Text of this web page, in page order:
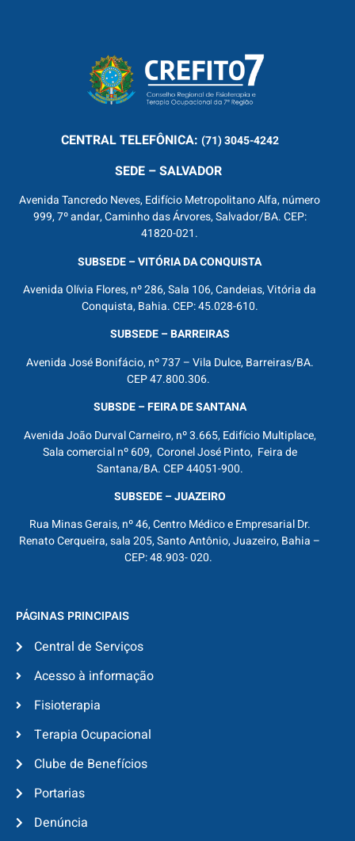
CENTRALTELEFÔNICA: (71) 3045-4242
SEDE – SALVADOR
Avenida Tancredo Neves, Edifício Metropolitano Alfa, número
999, 7º andar, Caminho das Árvores, Salvador/BA. CEP:
41820-021.
SUBSEDE – VITÓRIA DA CONQUISTA
Avenida Olívia Flores, nº 286, Sala 106, Candeias, Vitória da
Conquista, Bahia. CEP: 45.028-610.
SUBSEDE – BARREIRAS
Avenida José Bonifácio, nº 737 – Vila Dulce, Barreiras/BA.
CEP 47.800.306.
SUBSDE – FEIRA DE SANTANA
Avenida João Durval Carneiro, nº 3.665, Edifício Multiplace,
Sala comercial nº 609, Coronel José Pinto, Feira de
Santana/BA. CEP 44051-900.
SUBSEDE – JUAZEIRO
Rua Minas Gerais, nº 46, Centro Médico e Empresarial Dr.
Renato Cerqueira, sala 205, Santo Antônio, Juazeiro, Bahia –
CEP: 48.903- 020.
PÁGINAS PRINCIPAIS
Central de Serviços
Acesso à informação
Fisioterapia
Terapia Ocupacional
Clube de Benefícios
Portarias
Denúncia